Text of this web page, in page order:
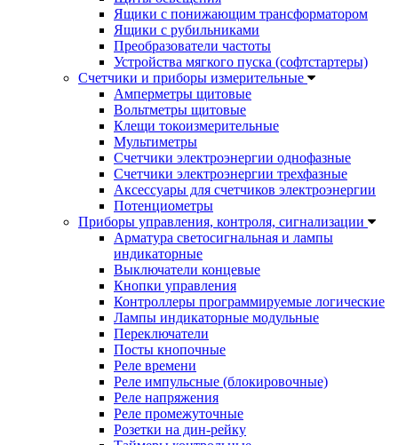
Ящики с понижающим трансформатором
Ящики с рубильниками
Преобразователи частоты
Устройства мягкого пуска (софтстартеры)
Счетчики и приборы измерительные
Амперметры щитовые
Вольтметры щитовые
Клещи токоизмерительные
Мультиметры
Счетчики электроэнергии однофазные
Счетчики электроэнергии трехфазные
Аксессуары для счетчиков электроэнергии
Потенциометры
Приборы управления, контроля, сигнализации
Арматура светосигнальная и лампы
индикаторные
Выключатели концевые
Кнопки управления
Контроллеры программируемые логические
Лампы индикаторные модульные
Переключатели
Посты кнопочные
Реле времени
Реле импульсные (блокировочные)
Реле напряжения
Реле промежуточные
Розетки на дин-рейку